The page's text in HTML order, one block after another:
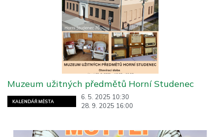
KALENDÁŘ MĚSTA
6. 5. 2025 10:30
28. 9. 2025 16:00
Muzeum užitných předmětů Horní Studenec